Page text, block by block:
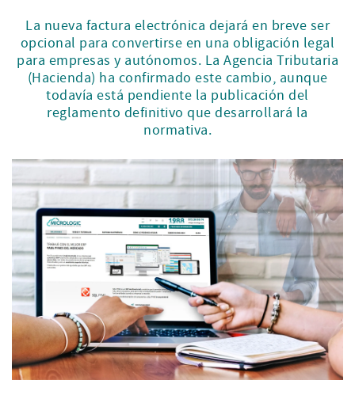
La nueva factura electrónica dejará en breve ser
opcional para convertirse en una obligación legal
para empresas y autónomos. La Agencia Tributaria
(Hacienda) ha confirmado este cambio, aunque
todavía está pendiente la publicación del
reglamento definitivo que desarrollará la
normativa.